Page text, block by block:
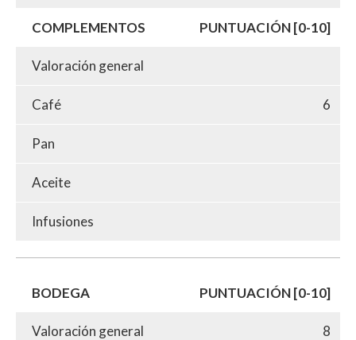
COMPLEMENTOS PUNTUACIÓN [0-10]
Valoración general
Café 6
Pan
Aceite
Infusiones
BODEGA PUNTUACIÓN [0-10]
Valoración general 8